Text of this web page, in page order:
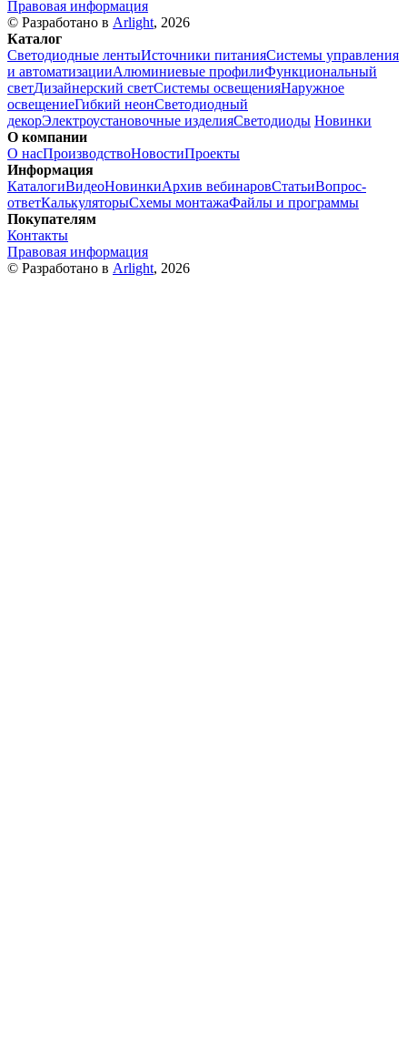
Правовая информация
© Разработано в Arlight, 2026
Каталог
Светодиодные лентыИсточники питанияСистемы управления
и автоматизацииАлюминиевые профилиФункциональный
светДизайнерский светСистемы освещенияНаружное
освещениеГибкий неонСветодиодный
декорЭлектроустановочные изделияСветодиоды Новинки
О компании
О насПроизводствоНовостиПроекты
Информация
КаталогиВидеоНовинкиАрхив вебинаровСтатьиВопрос-
ответКалькуляторыСхемы монтажаФайлы и программы
Покупателям
Контакты
Правовая информация
© Разработано в Arlight, 2026